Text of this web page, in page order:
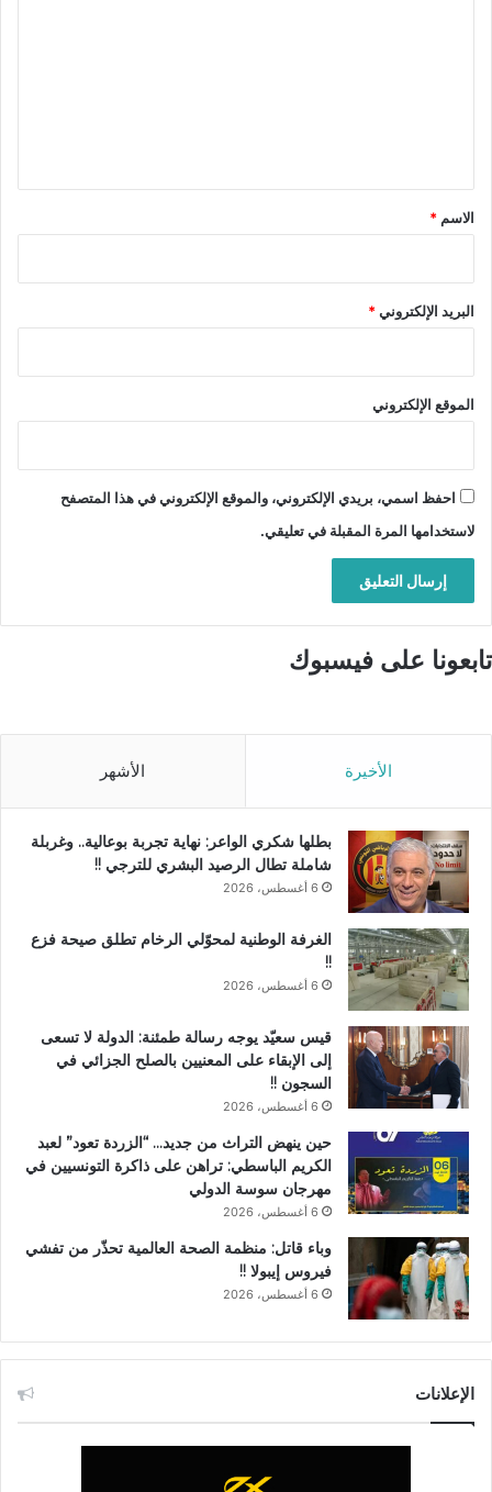
*
الاسم *
البريد الإلكتروني*
الموقع الإلكتروني
احفظ اسمي، بريدي الإلكتروني، والموقع الإلكتروني في هذا المتصفح
لاستخدامها المرة المقبلة في تعليقي.
تابعونا على فيسبوك
الأخيرة الأشهر
بطلها شكري الواعر: نهاية تجربة بوعالية.. وغربلة
شاملة تطال الرصيد البشري للترجي !!
6 أغسطس، 2026
الغرفة الوطنية لمحوّلي الرخام تطلق صيحة فزع
!!
6 أغسطس، 2026
قيس سعيّد يوجه رسالة طمئنة: الدولة لا تسعى
إلى الإبقاء على المعنيين بالصلح الجزائي في
السجون !!
6 أغسطس، 2026
حين ينهض التراث من جديد… “الزردة تعود” لعبد
الكريم الباسطي: تراهن على ذاكرة التونسيين في
مهرجان سوسة الدولي
6 أغسطس، 2026
وباء قاتل: منظمة الصحة العالمية تحذّر من تفشي
فيروس إيبولا !!
6 أغسطس، 2026
الإعلانات